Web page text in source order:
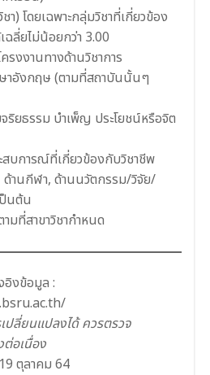
า) โดยเฉพาะกลุ่มวิชาที่เกี่ยวข้อง
ฉลี่ยไม่น้อยกว่า 3.00
รงงานทางด้านวิชาการ
าอังกฤษ (ตามที่สถาบันนั้นๆ
ยธรรม บำเพ็ญ ประโยชน์หรือจิต
บการณ์ที่เกี่ยวข้องกับวิชาชีพ
านกีฬา, ด้านนวัตกรรม/วิจัย/
นต้น
มที่สาขาวิชากำหนด
งข้อมูล :
ปลี่ยนแปลงได้ ควรตรวจ
อเนื่อง
ตุลาคม 64